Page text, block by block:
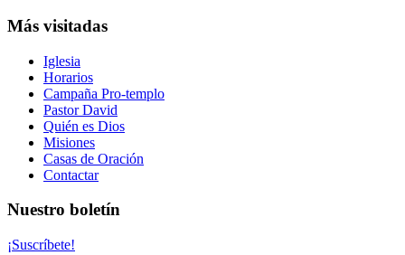
Más visitadas
Iglesia
Horarios
Campaña Pro-templo
Pastor David
Quién es Dios
Misiones
Casas de Oración
Contactar
Nuestro boletín
¡Suscríbete!